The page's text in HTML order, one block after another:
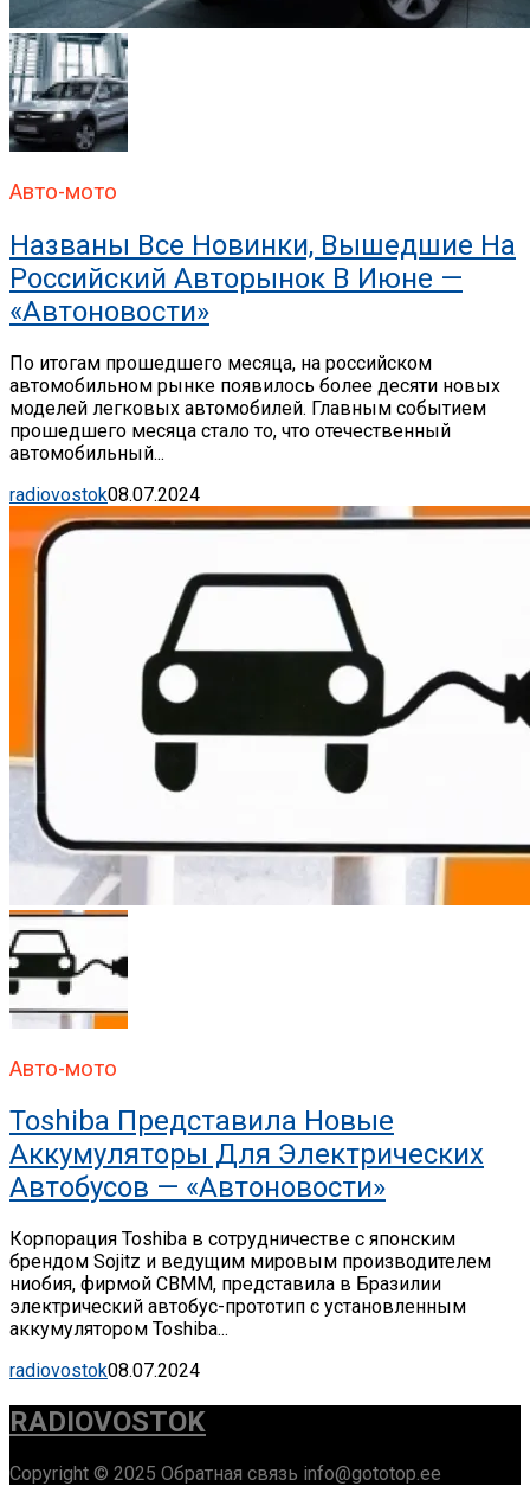
Авто-мото
Названы Все Новинки, Вышедшие На
Российский Авторынок В Июне —
«Автоновости»
По итогам прошедшего месяца, на российском
автомобильном рынке появилось более десяти новых
моделей легковых автомобилей. Главным событием
прошедшего месяца стало то, что отечественный
автомобильный...
radiovostok08.07.2024
Авто-мото
Toshiba Представила Новые
Аккумуляторы Для Электрических
Автобусов — «Автоновости»
Корпорация Toshiba в сотрудничестве с японским
брендом Sojitz и ведущим мировым производителем
ниобия, фирмой CBMM, представила в Бразилии
электрический автобус-прототип с установленным
аккумулятором Toshiba...
radiovostok08.07.2024
RADIOVOSTOK
Copyright © 2025 Обратная связь info@gototop.ee